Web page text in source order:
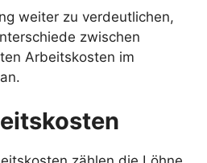
weiter zu verdeutlichen,
zwischen
Arbeitskosten im